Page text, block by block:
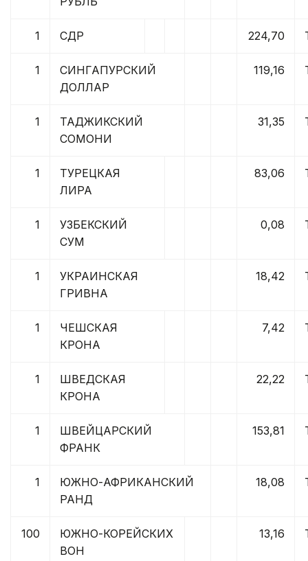
1 СДР 224,70
1
СИНГАПУРСКИЙ
ДОЛЛАР
119,16
1
ТАДЖИКСКИЙ
СОМОНИ
31,35
1
ТУРЕЦКАЯ
ЛИРА
83,06
1
УЗБЕКСКИЙ
СУМ
0,08
1
УКРАИНСКАЯ
ГРИВНА
18,42
1
ЧЕШСКАЯ
КРОНА
7,42
1
ШВЕДСКАЯ
КРОНА
22,22
1
ШВЕЙЦАРСКИЙ
ФРАНК
153,81
1
ЮЖНО-АФРИКАНСКИЙ
РАНД
18,08
100
ЮЖНО-КОРЕЙСКИХ
ВОН
13,16